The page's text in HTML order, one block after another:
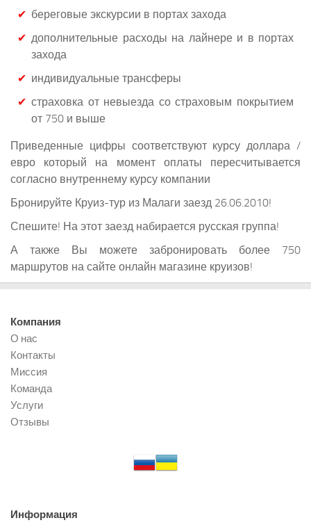
береговые экскурсии в портах захода
дополнительные расходы на лайнере и в портах
захода
индивидуальные трансферы
страховка от невыезда со страховым покрытием
от 750 и выше
Приведенные цифры соответствуют курсу доллара /
евро который на момент оплаты пересчитывается
согласно внутреннему курсу компании
Бронируйте Круиз-тур из Малаги заезд 26.06.2010!
Спешите! На этот заезд набирается русская группа!
А также Вы можете забронировать более 750
маршрутов на сайте онлайн магазине круизов!
Компания
О нас
Контакты
Миссия
Команда
Услуги
Отзывы
Информация